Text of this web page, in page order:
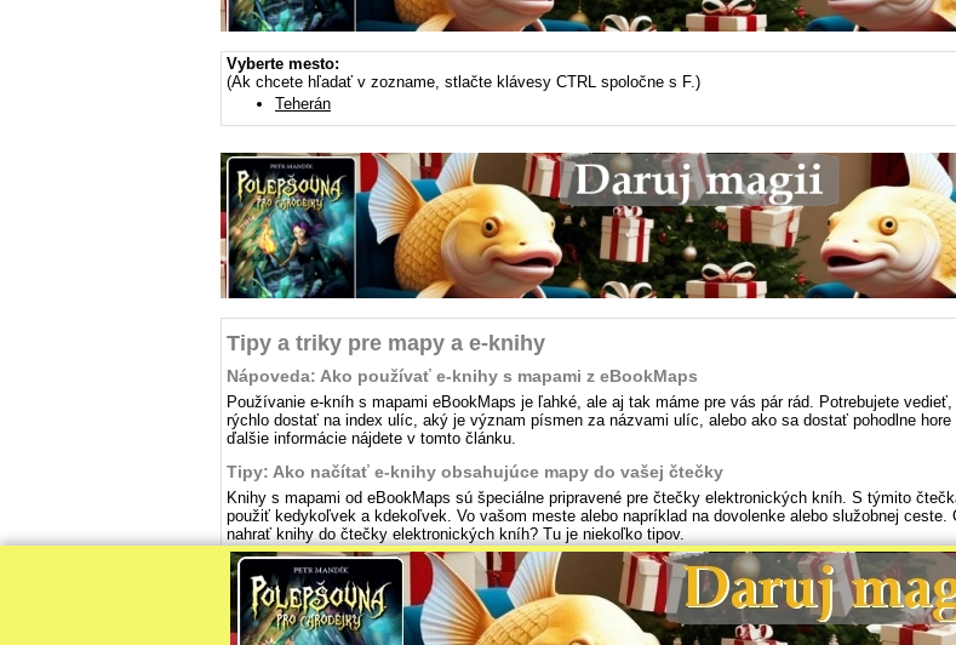
Vyberte mesto:
(Ak chcete hľadať v zozname, stlačte klávesy CTRL spoločne s F.)
Teherán
Tipy a triky pre mapy a e-knihy
Nápoveda: Ako používať e-knihy s mapami z eBookMaps
Používanie e-kníh s mapami eBookMaps je ľahké, ale aj tak máme pre vás pár rád. Potrebujete
rýchlo dostať na index ulíc, aký je význam písmen za názvami ulíc, alebo ako sa dostať pohodlne hore
ďalšie informácie nájdete v tomto článku.
Tipy: Ako načítať e-knihy obsahujúce mapy do vašej čtečky
Knihy s mapami od eBookMaps sú špeciálne pripravené pre čtečky elektronických kníh. S týmito
použiť kedykoľvek a kdekoľvek. Vo vašom meste alebo napríklad na dovolenke alebo služobnej ceste.
nahrať knihy do čtečky elektronických kníh? Tu je niekoľko tipov.
©2011-2026 eBookMaps.com
Mapové podklady: © OpenStreetMap prispievatelia, licencia CC-BY-SA. Odvodené diela sa riadi tou
Info:OpenStreetMap , CC-BY-SA.
Vydavateľ: Bispiral, s.r.o. |O nás|Pravidlá tejto webovej stránky a